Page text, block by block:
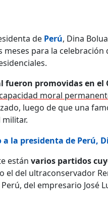
de Perú, Dina
para la celebración
promovidas en el
moral
luego de que una
la presidenta de Perú,
están varios partidos
el del ultraconservador
del empresario José